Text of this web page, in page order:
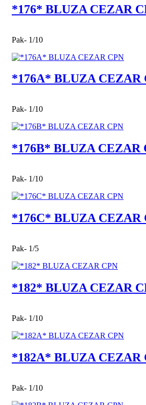
*176* BLUZA CEZAR
Pak- 1/10
*176A* BLUZA CEZAR
Pak- 1/10
*176B* BLUZA CEZAR
Pak- 1/10
*176C* BLUZA CEZAR
Pak- 1/5
*182* BLUZA CEZAR
Pak- 1/10
*182A* BLUZA CEZAR
Pak- 1/10